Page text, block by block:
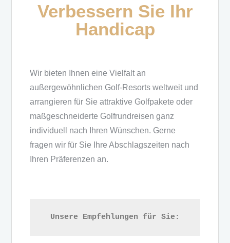
Verbessern Sie Ihr
Handicap
Wir bieten Ihnen eine Vielfalt an
außergewöhnlichen Golf-Resorts weltweit und
arrangieren für Sie attraktive Golfpakete oder
maßgeschneiderte Golfrundreisen ganz
individuell nach Ihren Wünschen. Gerne
fragen wir für Sie Ihre Abschlagszeiten nach
Ihren Präferenzen an.
Unsere Empfehlungen für Sie: